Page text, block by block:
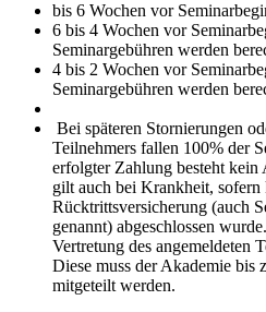
bis 6 Wochen vor
6 bis 4 Wochen vor
Seminargebühren werden
4 bis 2 Wochen vor
Seminargebühren werden
Bei späteren Stornierungen
Teilnehmers fallen 100% der
erfolgter Zahlung besteht
gilt auch bei Krankheit, sofern
Rücktrittsversicherung (auch
genannt) abgeschlossen
Vertretung des angemeldeten
Diese muss der Akademie bis
mitgeteilt werden.